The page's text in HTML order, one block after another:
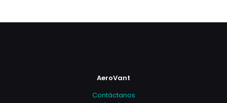
AeroVant
Contáctanos